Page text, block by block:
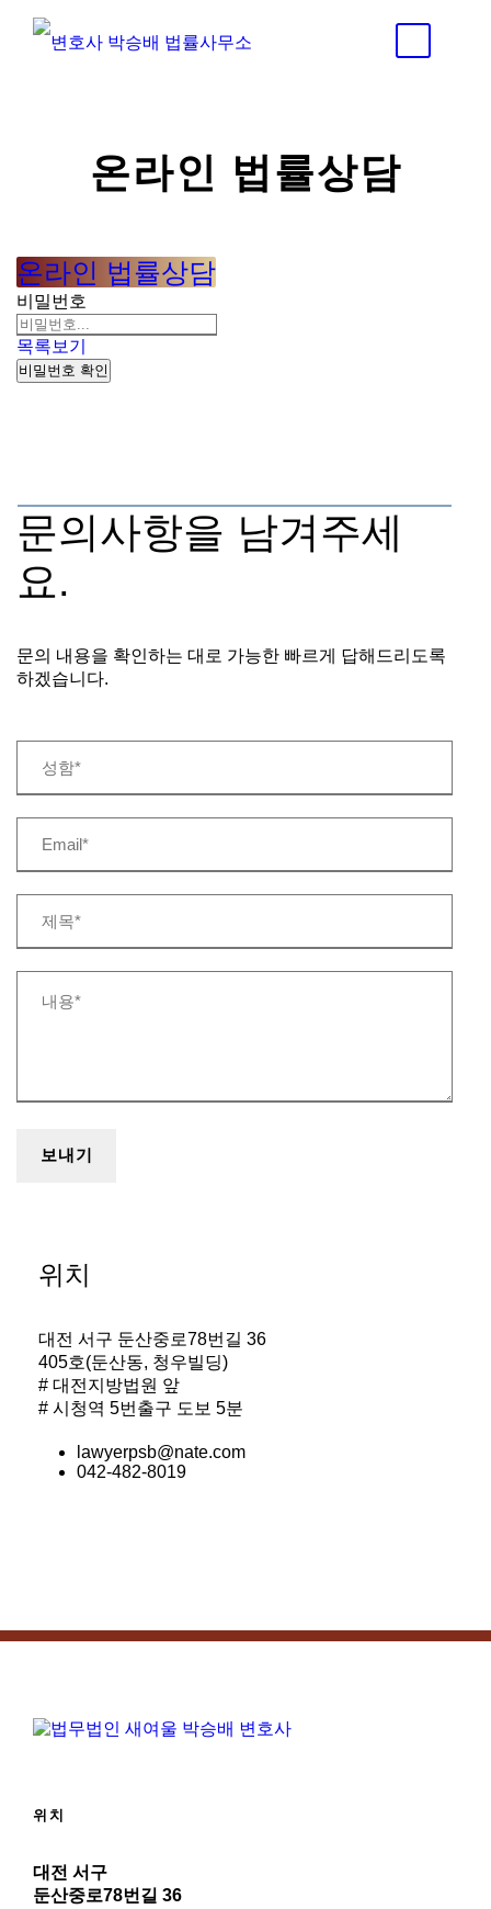
온라인 법률상담
온라인 법률상담
비밀번호
목록보기
비밀번호 확인
문의사항을 남겨주세
요.
문의 내용을 확인하는 대로 가능한 빠르게 답해드리도록
하겠습니다.
위치
대전 서구 둔산중로78번길 36
405호(둔산동, 청우빌딩)
# 대전지방법원 앞
# 시청역 5번출구 도보 5분
lawyerpsb@nate.com
042-482-8019
위치
대전 서구
둔산중로78번길 36